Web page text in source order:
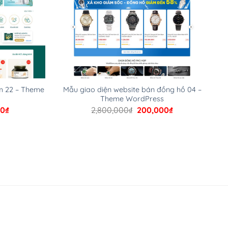
22 – Theme
₫Giá
Mẫu giao diện website bán đồng hồ 04 –
Theme WordPress
2,800,000₫ Giá
200,000₫Giá